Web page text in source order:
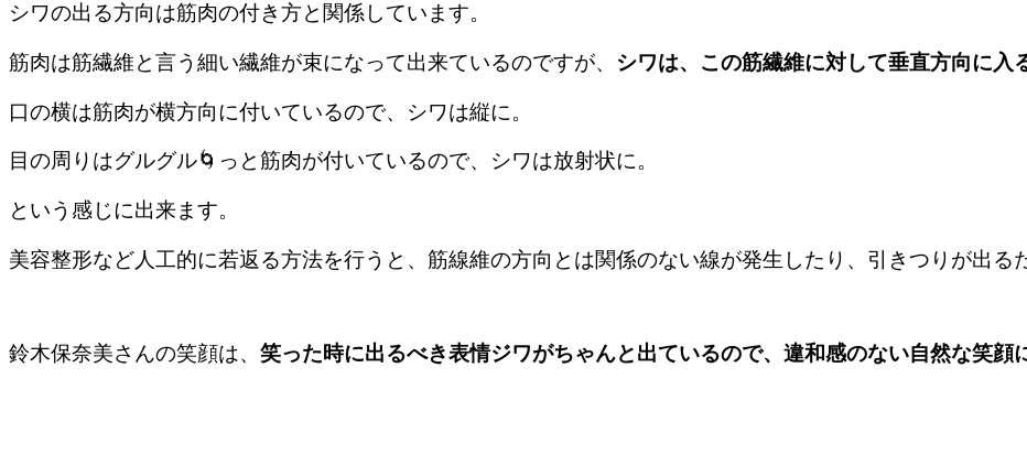
シワの出る方向は筋肉の付き方と関係しています。
筋肉は筋繊維と言う細い繊維が束になって出来ているのですが、 シワは、この筋繊維に対して垂直方向に入
口の横は筋肉が横方向に付いているので、シワは縦に。
目の周りはグルグル🌀っと筋肉が付いているので、シワは放射状に。
という感じに出来ます。
美容整形など人工的に若返る方法を行うと、筋線維の方向とは関係のない線が発生したり、引きつりが出る
鈴木保奈美さんの笑顔は、 笑った時に出るべき表情ジワがちゃんと出ているので、違和感のない自然な笑顔